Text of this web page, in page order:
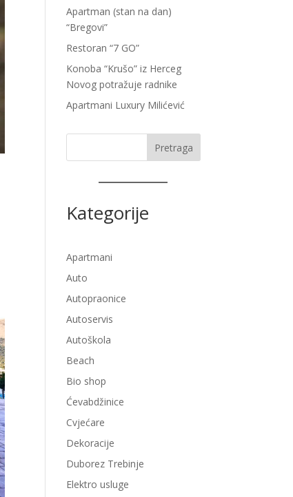
Apartman (stan na dan)
“Bregovi”
Restoran “7 GO”
Konoba “Krušo” iz Herceg
Novog potražuje radnike
Apartmani Luxury Milićević
Pretraga
Kategorije
Apartmani
Auto
Autopraonice
Autoservis
Autoškola
Beach
Bio shop
Ćevabdžinice
Cvjećare
Dekoracije
Duborez Trebinje
Elektro usluge